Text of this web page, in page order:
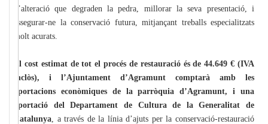
d’alteració que degraden la pedra, millorar la seva presentació, i
assegurar-ne la conservació futura, mitjançant treballs especialitzats
molt acurats.
El cost estimat de tot el procés de restauració és de 44.649 € (IVA
inclòs), i l’Ajuntament d’Agramunt comptarà amb les
aportacions econòmiques de la parròquia d’Agramunt, i una
aportació del Departament de Cultura de la Generalitat de
Catalunya , a través de la línia d’ajuts per la conservació-restauració